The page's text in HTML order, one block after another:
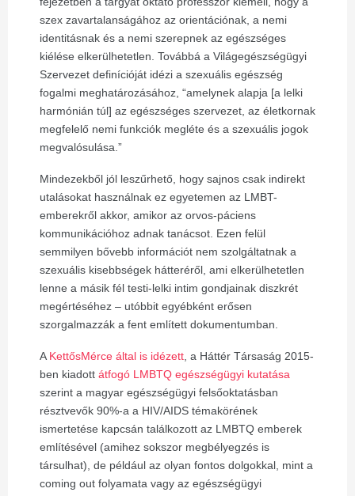
szex zavartalanságához az orientációnak, a nemi
identitásnak és a nemi szerepnek az egészséges
kiélése elkerülhetetlen. Továbbá a Világegészségügyi
Szervezet definícióját idézi a szexuális egészség
fogalmi meghatározásához, “amelynek alapja [a lelki
harmónián túl] az egészséges szervezet, az életkornak
megfelelő nemi funkciók megléte és a szexuális jogok
megvalósulása.”
Mindezekből jól leszűrhető, hogy sajnos csak indirekt
utalásokat használnak ez egyetemen az LMBT-
emberekről akkor, amikor az orvos-páciens
kommunikációhoz adnak tanácsot. Ezen felül
semmilyen bővebb információt nem szolgáltatnak a
szexuális kisebbségek hátteréről, ami elkerülhetetlen
lenne a másik fél testi-lelki intim gondjainak diszkrét
megértéséhez – utóbbit egyébként erősen
szorgalmazzák a fent említett dokumentumban.
A KettősMérce által is idézett , a Háttér Társaság 2015-
ben kiadott átfogó LMBTQ egészségügyi kutatása
szerint a magyar egészségügyi felsőoktatásban
résztvevők 90%-a a HIV/AIDS témakörének
ismertetése kapcsán találkozott az LMBTQ emberek
említésével (amihez sokszor megbélyegzés is
társulhat), de például az olyan fontos dolgokkal, mint a
coming out folyamata vagy az egészségügyi